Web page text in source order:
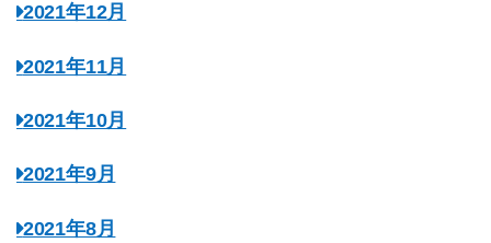
2021年12月
2021年11月
2021年10月
2021年9月
2021年8月